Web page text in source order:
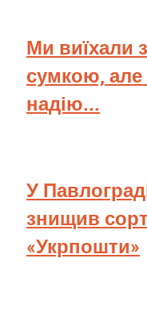
Ми виїхали
сумкою, але
надію...
У
знищив
«Укрпошти»